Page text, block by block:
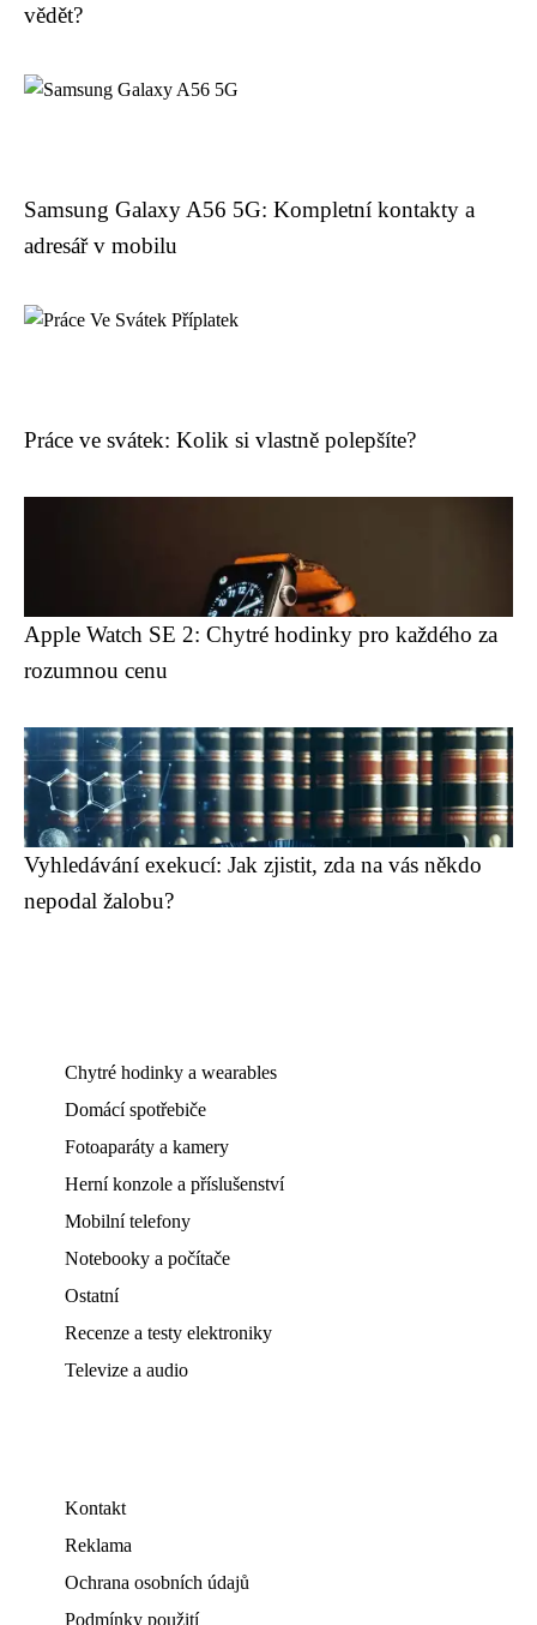
vědět?
Samsung Galaxy A56 5G: Kompletní kontakty a
adresář v mobilu
Práce ve svátek: Kolik si vlastně polepšíte?
Apple Watch SE 2: Chytré hodinky pro každého za
rozumnou cenu
Vyhledávání exekucí: Jak zjistit, zda na vás někdo
nepodal žalobu?
Chytré hodinky a wearables
Domácí spotřebiče
Fotoaparáty a kamery
Herní konzole a příslušenství
Mobilní telefony
Notebooky a počítače
Ostatní
Recenze a testy elektroniky
Televize a audio
Kontakt
Reklama
Ochrana osobních údajů
Podmínky použití